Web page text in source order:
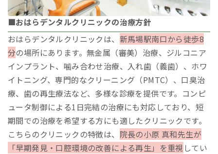
■おはらデンタルクリニックの治療方針
おはらデンタルクリニックは、 新馬場駅南口から徒歩8
分の場所にあります。無金属（審美）治療、ジルコニア
インプラント、噛み合わせ治療、入れ歯（義歯）、ホワ
イトニング、専門的なクリーニング（PMTC）、口臭治
療、歯の再生療法など、多様な診療を提供です。コンピ
ュータ制御による1日完結の治療にも対応しており、短
期間での治療を希望する方にも適したクリニックです。
こちらのクリニックの特徴は、 院長の小原 真和先生が
「早期発見・口腔環境の改善による再生」を重視 してい